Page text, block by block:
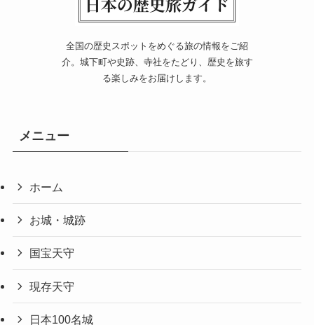
全国の歴史スポットをめぐる旅の情報をご紹
介。城下町や史跡、寺社をたどり、歴史を旅す
る楽しみをお届けします。
メニュー
ホーム
お城・城跡
国宝天守
現存天守
日本100名城